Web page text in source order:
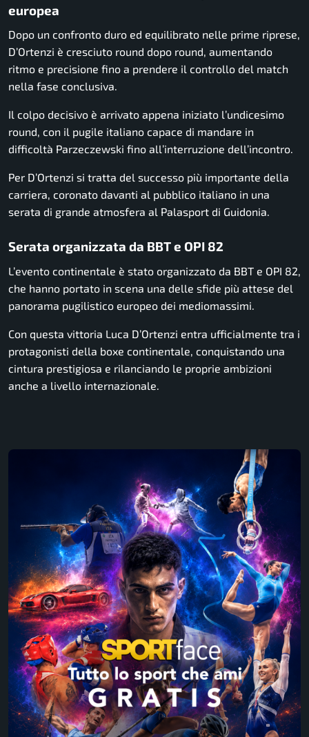
europea
Dopo un confronto duro ed equilibrato nelle prime riprese,
D’Ortenzi è cresciuto round dopo round, aumentando
ritmo e precisione fino a prendere il controllo del match
nella fase conclusiva.
Il colpo decisivo è arrivato appena iniziato l’undicesimo
round, con il pugile italiano capace di mandare in
difficoltà Parzeczewski fino all’interruzione dell’incontro.
Per D’Ortenzi si tratta del successo più importante della
carriera, coronato davanti al pubblico italiano in una
serata di grande atmosfera al Palasport di Guidonia.
Serata organizzata da BBT e OPI 82
L’evento continentale è stato organizzato da BBT e OPI 82,
che hanno portato in scena una delle sfide più attese del
panorama pugilistico europeo dei mediomassimi.
Con questa vittoria Luca D’Ortenzi entra ufficialmente tra i
protagonisti della boxe continentale, conquistando una
cintura prestigiosa e rilanciando le proprie ambizioni
anche a livello internazionale.